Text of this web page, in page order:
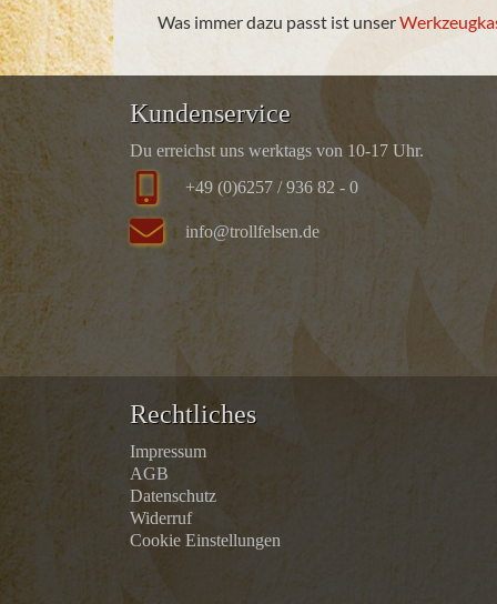
Was immer dazu passt ist unser
Kundenservice
Du erreichst uns werktags von 10-17 Uhr.
+49 (0)6257 / 936 82 - 0
info@trollfelsen.de
Rechtliches
Impressum
AGB
Datenschutz
Widerruf
Cookie Einstellungen